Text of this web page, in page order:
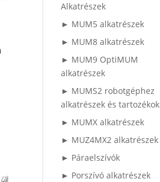
Alkatrészek
► MUM5 alkatrészek
► MUM8 alkatrészek
► MUM9 OptiMUM
alkatrészek
► MUMS2 robotgéphez
alkatrészek és tartozékok
► MUMX alkatrészek
► MUZ4MX2 alkatrészek
► Páraelszívók
► Porszívó alkatrészek